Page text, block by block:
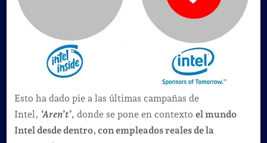
Esto ha dado pie a las últimas campañas de
Intel, ‘Aren’t’, donde se pone en contexto el mundo
Intel desde dentro, con empleados reales de la